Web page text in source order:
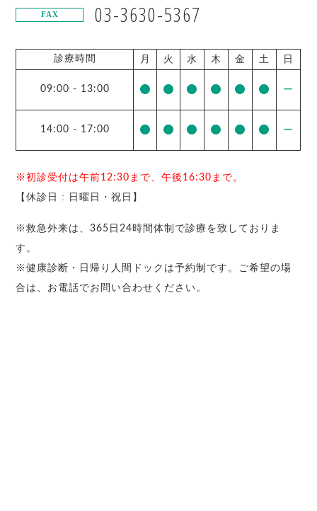
FAX 03-3630-5367
診療時間 月 火 水 木 金 土 日
09:00 - 13:00 ー
14:00 - 17:00 ー
※初診受付は午前12:30まで、午後16:30まで。
【休診日 : 日曜日・祝日】
※救急外来は、365日24時間体制で診療を致しておりま
す。
※健康診断・日帰り人間ドックは予約制です。ご希望の場
合は、お電話でお問い合わせください。